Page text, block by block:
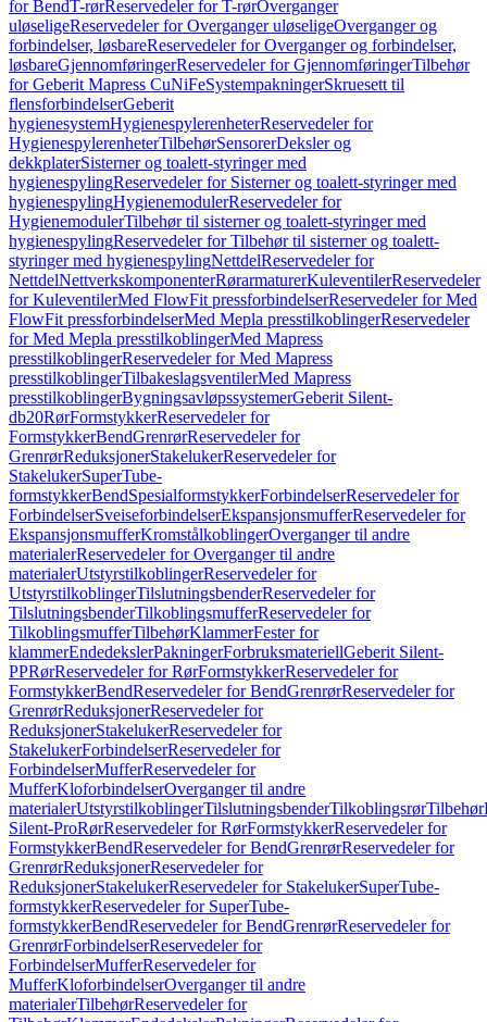
for BendT-rørReservedeler for T-rørOverganger
uløseligeReservedeler for Overganger uløseligeOverganger og
forbindelser, løsbareReservedeler for Overganger og forbindelser,
løsbareGjennomføringerReservedeler for GjennomføringerTilbehør
for Geberit Mapress CuNiFeSystempakningerSkruesett til
flensforbindelserGeberit
hygienesystemHygienespylerenheterReservedeler for
HygienespylerenheterTilbehørSensorerDeksler og
dekkplaterSisterner og toalett-styringer med
hygienespylingReservedeler for Sisterner og toalett-styringer med
hygienespylingHygienemodulerReservedeler for
HygienemodulerTilbehør til sisterner og toalett-styringer med
hygienespylingReservedeler for Tilbehør til sisterner og toalett-
styringer med hygienespylingNettdelReservedeler for
NettdelNettverkskomponenterRørarmaturerKuleventilerReservedeler
for KuleventilerMed FlowFit pressforbindelserReservedeler for Med
FlowFit pressforbindelserMed Mepla presstilkoblingerReservedeler
for Med Mepla presstilkoblingerMed Mapress
presstilkoblingerReservedeler for Med Mapress
presstilkoblingerTilbakeslagsventilerMed Mapress
presstilkoblingerBygningsavløpssystemerGeberit Silent-
db20RørFormstykkerReservedeler for
FormstykkerBendGrenrørReservedeler for
GrenrørReduksjonerStakelukerReservedeler for
StakelukerSuperTube-
formstykkerBendSpesialformstykkerForbindelserReservedeler for
ForbindelserSveiseforbindelserEkspansjonsmufferReservedeler for
EkspansjonsmufferKromstålkoblingerOverganger til andre
materialerReservedeler for Overganger til andre
materialerUtstyrstilkoblingerReservedeler for
UtstyrstilkoblingerTilslutningsbenderReservedeler for
TilslutningsbenderTilkoblingsmufferReservedeler for
TilkoblingsmufferTilbehørKlammerFester for
klammerEndedekslerPakningerForbruksmateriellGeberit Silent-
PPRørReservedeler for RørFormstykkerReservedeler for
FormstykkerBendReservedeler for BendGrenrørReservedeler for
GrenrørReduksjonerReservedeler for
ReduksjonerStakelukerReservedeler for
StakelukerForbindelserReservedeler for
ForbindelserMufferReservedeler for
MufferKloforbindelserOverganger til andre
materialerUtstyrstilkoblingerTilslutningsbenderTilkoblingsrørTilbehør
Silent-ProRørReservedeler for RørFormstykkerReservedeler for
FormstykkerBendReservedeler for BendGrenrørReservedeler for
GrenrørReduksjonerReservedeler for
ReduksjonerStakelukerReservedeler for StakelukerSuperTube-
formstykkerReservedeler for SuperTube-
formstykkerBendReservedeler for BendGrenrørReservedeler for
GrenrørForbindelserReservedeler for
ForbindelserMufferReservedeler for
MufferKloforbindelserOverganger til andre
materialerTilbehørReservedeler for